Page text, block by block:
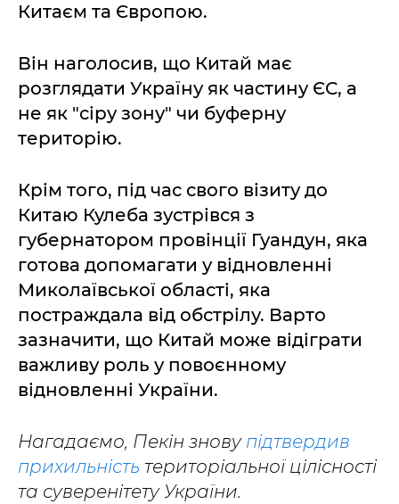
Китаєм та Європою.
Він наголосив, що Китай має
розглядати Україну як частину ЄС, а
не як "сіру зону" чи буферну
територію.
Крім того, під час свого візиту до
Китаю Кулеба зустрівся з
губернатором провінції Гуандун, яка
готова допомагати у відновленні
Миколаївської області, яка
постраждала від обстрілу. Варто
зазначити, що Китай може відіграти
важливу роль у повоєнному
відновленні України.
Нагадаємо, Пекін знову підтвердив
прихильність територіальної цілісності
та суверенітету України.